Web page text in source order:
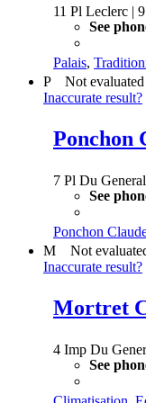
11 Pl Leclerc |
See
Palais,
P
Not
Inaccurate result?
Ponchon
7 Pl Du
See
Ponchon
M
Not
Inaccurate result?
Mortret
4 Imp Du
See